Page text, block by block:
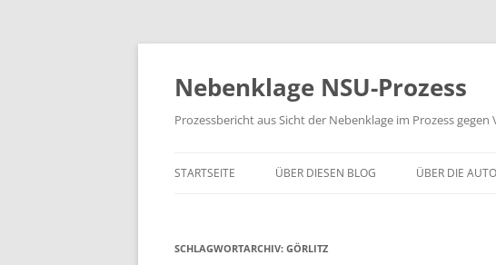
Zum
springen
Nebenklage NSU-Prozess
Prozessbericht aus Sicht der Nebenklage im Prozess
STARTSEITE ÜBER DIESEN BLOG ÜBER DIE
SCHLAGWORTARCHIV: GÖRLITZ